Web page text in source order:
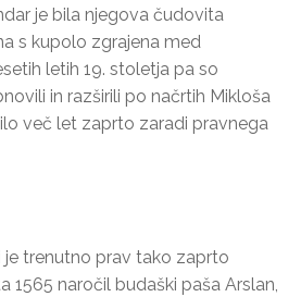
je bila njegova čudovita
s kupolo zgrajena med
letih 19. stoletja pa so
in razširili po načrtih Mikloša
več let zaprto zaradi pravnega
je trenutno prav tako zaprto
1565 naročil budaški paša Arslan,